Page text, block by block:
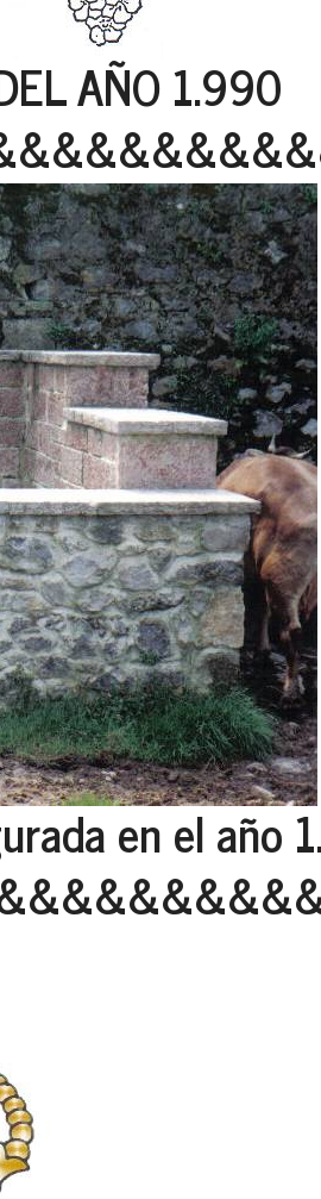
AÑO 1.990
en el año